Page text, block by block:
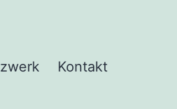
Kontakt